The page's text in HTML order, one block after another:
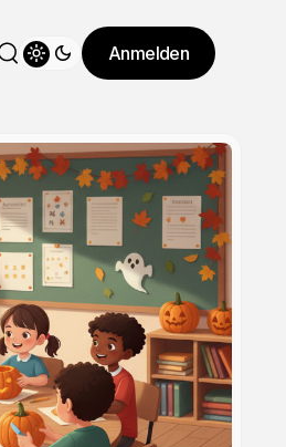
Theme wechseln
Anmelden